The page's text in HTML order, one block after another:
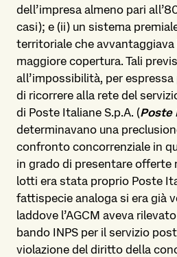
dell’impresa almeno pari
casi); e (ii) un sistema
territoriale che avvantaggiava
maggiore copertura. Tali
all’impossibilità, per
di ricorrere alla rete del
di Poste Italiane S.p.A. (Poste
determinavano una
confronto concorrenziale in
in grado di presentare offerte
lotti era stata proprio Poste
fattispecie analoga si era già
laddove l’AGCM aveva
bando INPS per il servizio
violazione del diritto della